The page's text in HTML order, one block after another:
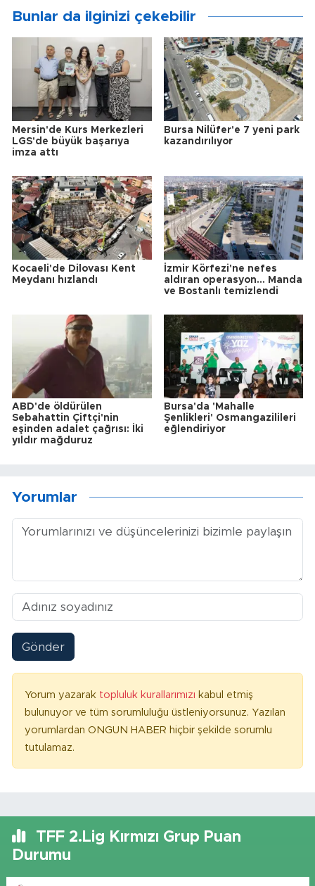
Bunlar da ilginizi çekebilir
Mersin'de Kurs Merkezleri
LGS'de büyük başarıya
imza attı
Bursa Nilüfer'e 7 yeni park
kazandırılıyor
Kocaeli'de Dilovası Kent
Meydanı hızlandı
İzmir Körfezi'ne nefes
aldıran operasyon... Manda
ve Bostanlı temizlendi
ABD'de öldürülen
Sebahattin Çiftçi'nin
eşinden adalet çağrısı: İki
yıldır mağduruz
Bursa'da 'Mahalle
Şenlikleri' Osmangazilileri
eğlendiriyor
Yorumlar
Gönder
Yorum yazarak topluluk kurallarımızı kabul etmiş
bulunuyor ve tüm sorumluluğu üstleniyorsunuz. Yazılan
yorumlardan ONGUN HABER hiçbir şekilde sorumlu
tutulamaz.
TFF 2.Lig Kırmızı Grup Puan
Durumu